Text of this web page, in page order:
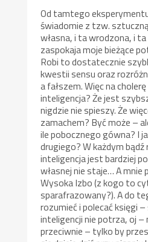
Od tamtego
świadomie z tzw.
własna, i ta wrodzona, i
zaspokaja moje bieżące
Robi to dostatecznie
kwestii sensu oraz
a fałszem. Więc na
inteligencja? Że jest
nigdzie nie spieszy. Że
zamachem? Być może –
ile pobocznego gówna? I
drugiego? W każdym
inteligencja jest bardziej
własnej nie staje… A mnie
Wysoka Izbo (z kogo to
sparafrazowany?). A do
rozumieć i polecać księgi
inteligencji nie potrza, oj
przeciwnie – tylko by